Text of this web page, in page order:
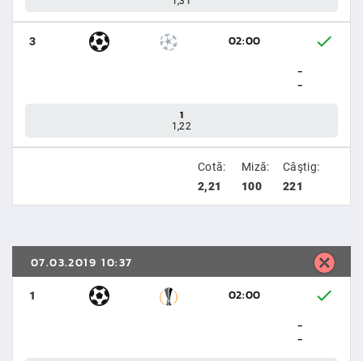
3
02:00
-
-
1
1,22
Cotă:
2,21
Miză:
100
Câştig:
221
07.03.2019 10:37
1
02:00
-
-